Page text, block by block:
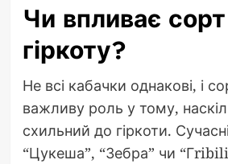
Чи впливає
гіркоту?
Не всі кабачки однакові, і
важливу роль у тому,
схильний до гіркоти.
“Цукеша”, “Зебра” чи